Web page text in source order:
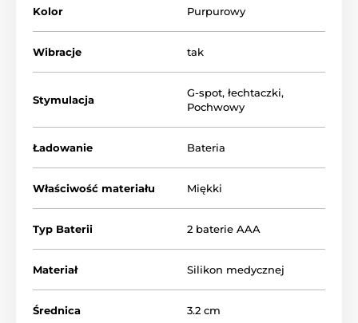
Kolor Purpurowy
Wibracje tak
Stymulacja
G-spot, łechtaczki,
Pochwowy
Ładowanie Bateria
Właściwość materiału Miękki
Typ Baterii 2 baterie AAA
Materiał Silikon medycznej
Średnica 3.2 cm